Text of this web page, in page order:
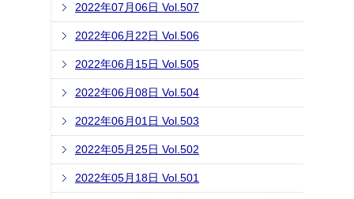
2022年07月06日 Vol.507
2022年06月22日 Vol.506
2022年06月15日 Vol.505
2022年06月08日 Vol.504
2022年06月01日 Vol.503
2022年05月25日 Vol.502
2022年05月18日 Vol.501